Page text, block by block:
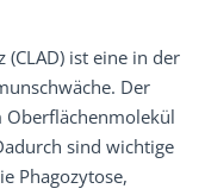
(CLAD) ist eine in der
Der
Oberflächenmolekül
sind wichtige
Phagozytose,